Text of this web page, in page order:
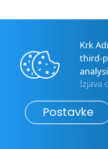
Krk
third-
Izjava
Postavke